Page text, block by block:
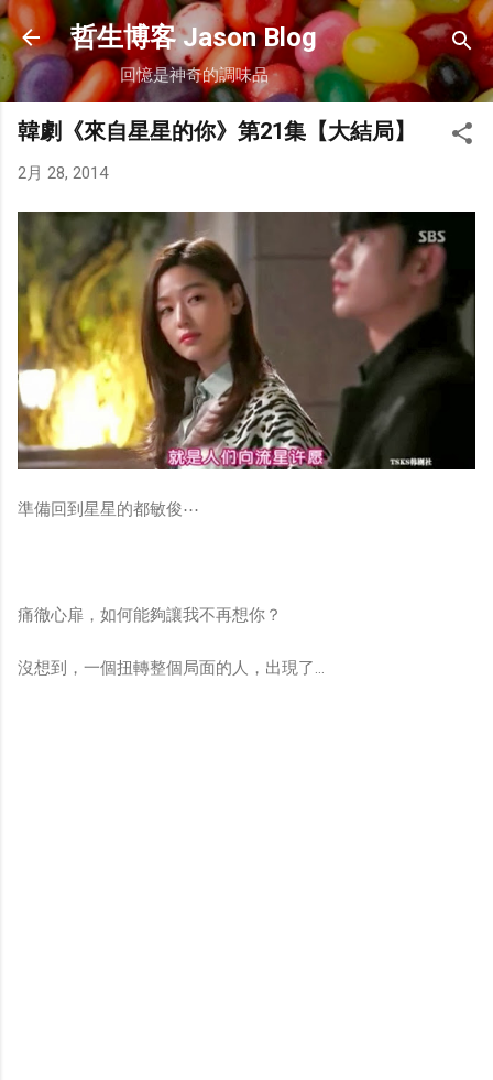
跳到主要內容
哲生博客 Jason Blog
回憶是神奇的調味品
韓劇《來自星星的你》第21集【大結局】
2月 28, 2014
準備回到星星的都敏俊⋯
痛徹心扉，如何能夠讓我不再想你？
沒想到，一個扭轉整個局面的人，出現了…